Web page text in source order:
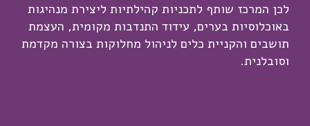
לכן המרכז שותף לתכניות קהילתיות ליצירת מנהיגות
באוכלוסיות בערים, עידוד התנדבות מקומית, העצמת
תושבים והקניית כלים לניהול מחלוקות בצורה מקדמת
וסובלנית.